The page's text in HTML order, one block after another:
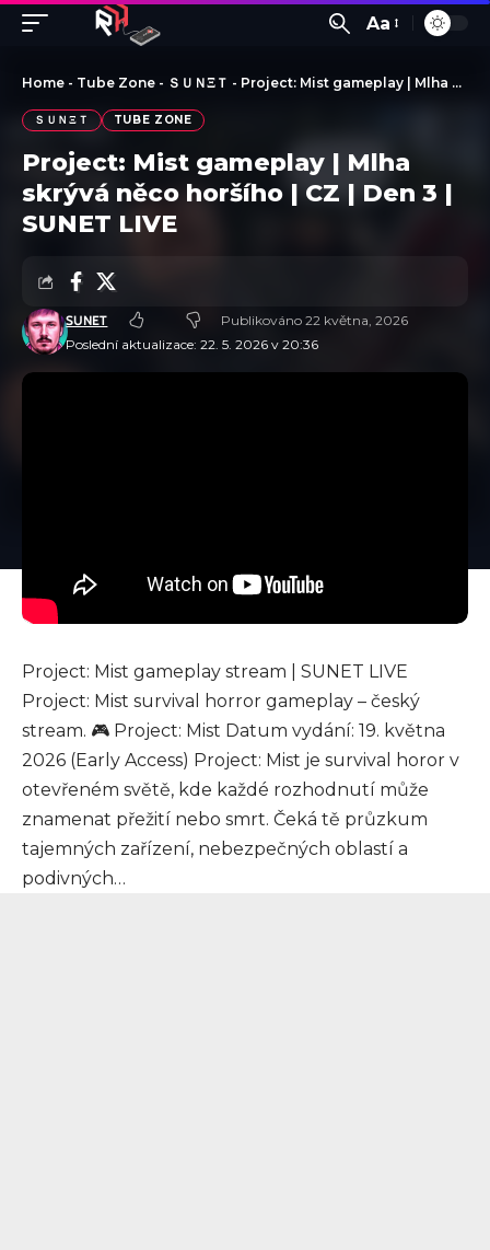
Aa
Home - Tube Zone - ＳＵＮΞＴ - Project: Mist gameplay | Mlha skrývá něco horšího | CZ | Den 3 | SUNET LIVE
ＳＵＮΞＴ TUBE ZONE
Project: Mist gameplay | Mlha
skrývá něco horšího | CZ | Den 3 |
SUNET LIVE
Poslední aktualizace: 22. 5. 2026 v 20:36
SUNET Publikováno 22 května, 2026
Project: Mist gameplay stream | SUNET LIVE
Project: Mist survival horror gameplay – český
stream. 🎮 Project: Mist Datum vydání: 19. května
2026 (Early Access) Project: Mist je survival horor v
otevřeném světě, kde každé rozhodnutí může
znamenat přežití nebo smrt. Čeká tě průzkum
tajemných zařízení, nebezpečných oblastí a
podivných…